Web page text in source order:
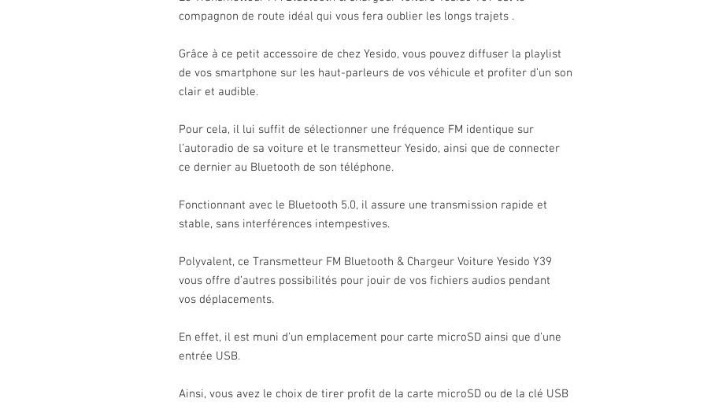
compagnon de route idéal qui vous fera oublier les longs trajets .
Grâce à ce petit accessoire de chez Yesido, vous pouvez diffuser la playlist
de vos smartphone sur les haut-parleurs de vos véhicule et profiter d’un son
clair et audible.
Pour cela, il lui suffit de sélectionner une fréquence FM identique sur
l’autoradio de sa voiture et le transmetteur Yesido, ainsi que de connecter
ce dernier au Bluetooth de son téléphone.
Fonctionnant avec le Bluetooth 5.0, il assure une transmission rapide et
stable, sans interférences intempestives.
Polyvalent, ce Transmetteur FM Bluetooth & Chargeur Voiture Yesido Y39
vous offre d’autres possibilités pour jouir de vos fichiers audios pendant
vos déplacements.
En effet, il est muni d’un emplacement pour carte microSD ainsi que d’une
entrée USB.
Ainsi, vous avez le choix de tirer profit de la carte microSD ou de la clé USB